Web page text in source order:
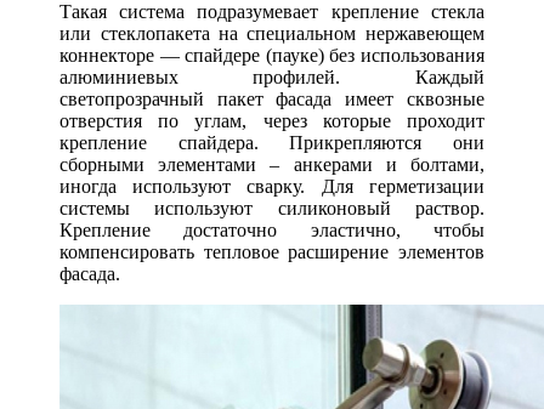
Такая система подразумевает крепление стекла
или стеклопакета на специальном нержавеющем
коннекторе — спайдере (пауке) без использования
алюминиевых профилей. Каждый
светопрозрачный пакет фасада имеет сквозные
отверстия по углам, через которые проходит
крепление спайдера. Прикрепляются они
сборными элементами – анкерами и болтами,
иногда используют сварку. Для герметизации
системы используют силиконовый раствор.
Крепление достаточно эластично, чтобы
компенсировать тепловое расширение элементов
фасада.